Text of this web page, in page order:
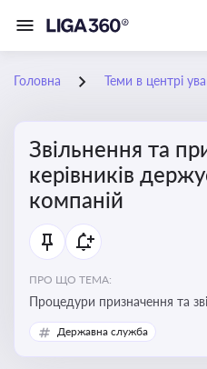
Головна Теми в центрі
Звільнення та
керівників
компаній
ПРО ЩО ТЕМА:
Процедури призначення та
установ та підприємств
Державна служба